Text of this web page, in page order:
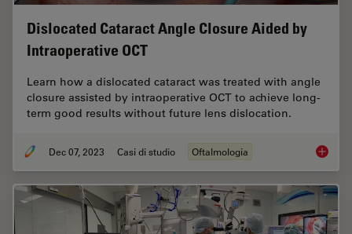
Dislocated Cataract Angle Closure Aided by
Intraoperative OCT
Learn how a dislocated cataract was treated with angle
closure assisted by intraoperative OCT to achieve long-
term good results without future lens dislocation.
Dec 07, 2023 Casi di studio Oftalmologia